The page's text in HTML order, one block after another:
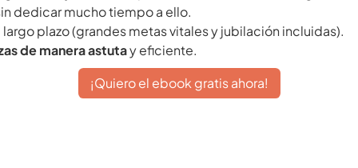
dedicar mucho tiempo a ello.
largo plazo (grandes metas vitales y jubilación incluidas).
de manera astutay eficiente.
¡Quiero el ebook gratis ahora!